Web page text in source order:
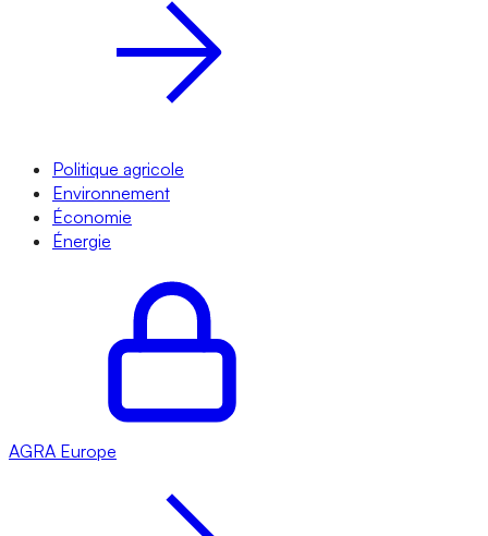
Politique agricole
Environnement
Économie
Énergie
AGRA Europe